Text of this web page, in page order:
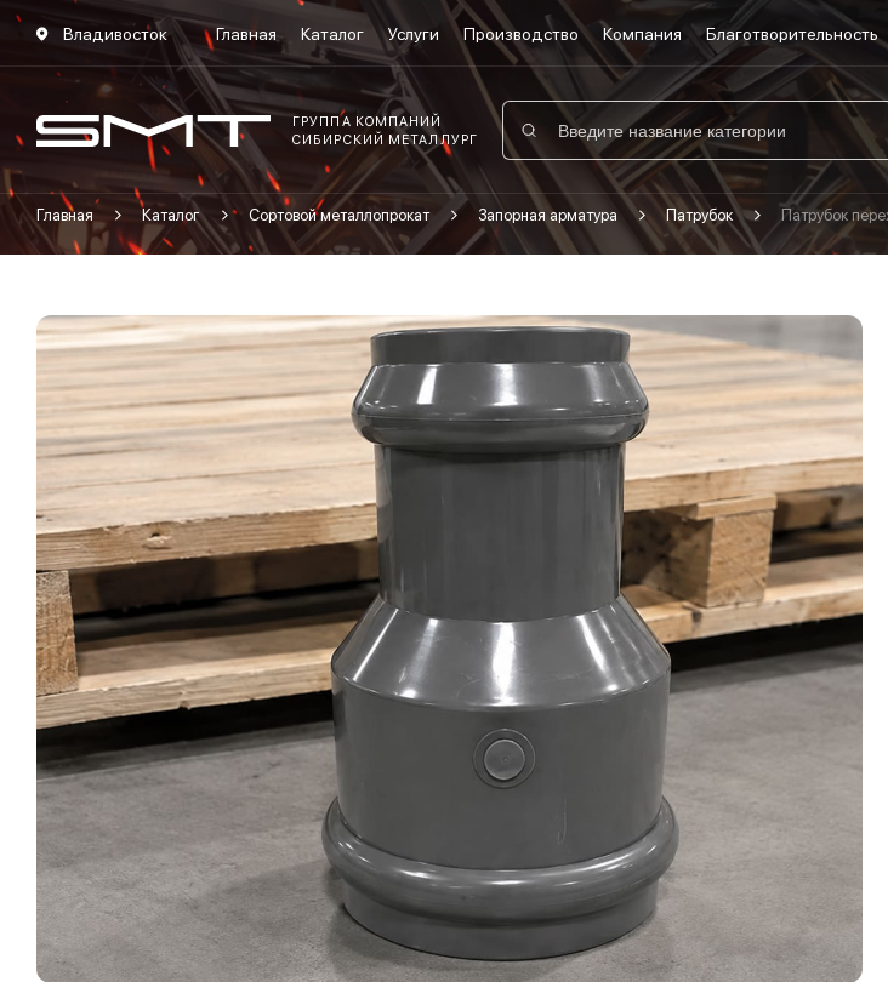
Владивосток Главная Каталог Услуги Производство Компания Благотворительность
ГРУППА КОМПАНИЙ
СИБИРСКИЙ МЕТАЛЛУРГ
Главная Каталог Сортовой металлопрокат Запорная арматура Патрубок Патрубок